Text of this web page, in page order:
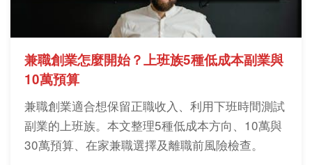
兼職創業怎麼開始？上班族5種低成本副業與
10萬預算
兼職創業適合想保留正職收入、利用下班時間測試
副業的上班族。本文整理5種低成本方向、10萬與
30萬預算、在家兼職選擇及離職前風險檢查。